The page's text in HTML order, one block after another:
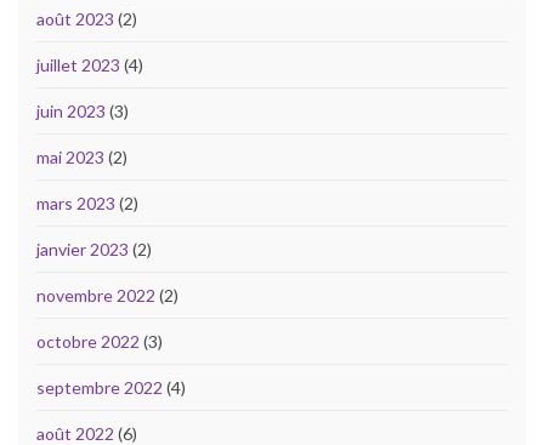
août 2023 (2)
juillet 2023 (4)
juin 2023 (3)
mai 2023 (2)
mars 2023 (2)
janvier 2023 (2)
novembre 2022 (2)
octobre 2022 (3)
septembre 2022 (4)
août 2022 (6)